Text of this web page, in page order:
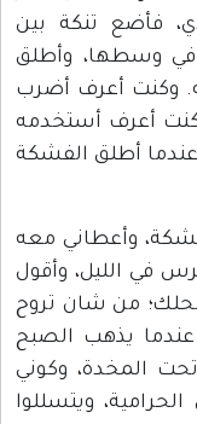
فأضع تنكة بين
في وسطها، وأطلق
وكنت أعرف أضرب
أعرف أستخدمه
عندما أطلق الفشكة
أبو كايد المسدس مع 15 فشكة، وأعطاني معه
في الليل، وأقول
محلك؛ من شان تروح
يذهب الصبح
المخدة، وكوني
ويتسللوا